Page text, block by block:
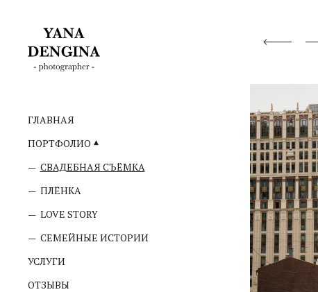
ГЛАВНАЯ
ПОРТФОЛИО
СВАДЕБНАЯ СЪЁМКА
ПЛЁНКА
LOVE STORY
СЕМЕЙНЫЕ ИСТОРИИ
УСЛУГИ
ОТЗЫВЫ